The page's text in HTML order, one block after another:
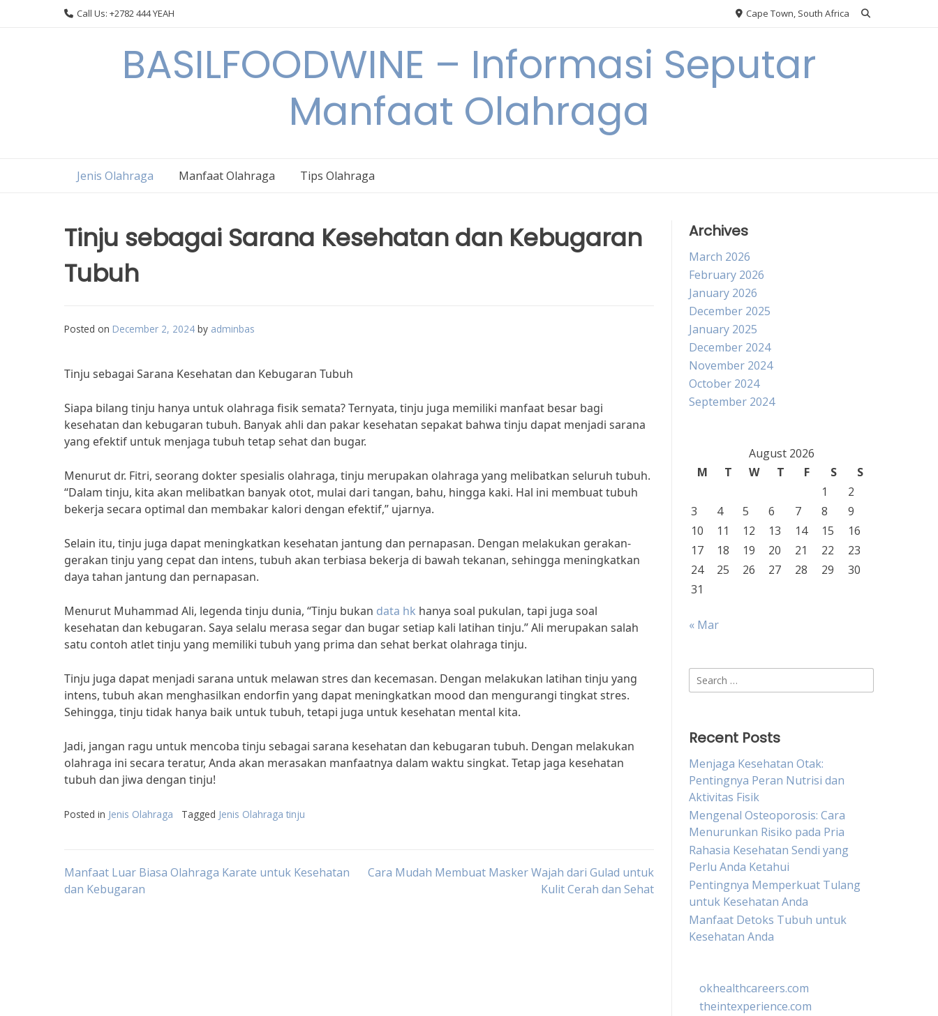
Call Us: +2782 444 YEAH Cape Town, South Africa
BASILFOODWINE – Informasi Seputar
Manfaat Olahraga
Jenis Olahraga Manfaat Olahraga Tips Olahraga
Tinju sebagai Sarana Kesehatan dan Kebugaran
Tubuh
Posted on December 2, 2024 by adminbas
Tinju sebagai Sarana Kesehatan dan Kebugaran Tubuh
Siapa bilang tinju hanya untuk olahraga fisik semata? Ternyata, tinju juga memiliki manfaat besar bagi
kesehatan dan kebugaran tubuh. Banyak ahli dan pakar kesehatan sepakat bahwa tinju dapat menjadi sarana
yang efektif untuk menjaga tubuh tetap sehat dan bugar.
Menurut dr. Fitri, seorang dokter spesialis olahraga, tinju merupakan olahraga yang melibatkan seluruh tubuh.
“Dalam tinju, kita akan melibatkan banyak otot, mulai dari tangan, bahu, hingga kaki. Hal ini membuat tubuh
bekerja secara optimal dan membakar kalori dengan efektif,” ujarnya.
Selain itu, tinju juga dapat meningkatkan kesehatan jantung dan pernapasan. Dengan melakukan gerakan-
gerakan tinju yang cepat dan intens, tubuh akan terbiasa bekerja di bawah tekanan, sehingga meningkatkan
daya tahan jantung dan pernapasan.
Menurut Muhammad Ali, legenda tinju dunia, “Tinju bukan data hk hanya soal pukulan, tapi juga soal
kesehatan dan kebugaran. Saya selalu merasa segar dan bugar setiap kali latihan tinju.” Ali merupakan salah
satu contoh atlet tinju yang memiliki tubuh yang prima dan sehat berkat olahraga tinju.
Tinju juga dapat menjadi sarana untuk melawan stres dan kecemasan. Dengan melakukan latihan tinju yang
intens, tubuh akan menghasilkan endorfin yang dapat meningkatkan mood dan mengurangi tingkat stres.
Sehingga, tinju tidak hanya baik untuk tubuh, tetapi juga untuk kesehatan mental kita.
Jadi, jangan ragu untuk mencoba tinju sebagai sarana kesehatan dan kebugaran tubuh. Dengan melakukan
olahraga ini secara teratur, Anda akan merasakan manfaatnya dalam waktu singkat. Tetap jaga kesehatan
tubuh dan jiwa dengan tinju!
Posted in Jenis Olahraga Tagged Jenis Olahraga tinju
Post
Manfaat Luar Biasa Olahraga Karate untuk Kesehatan
dan Kebugaran
Cara Mudah Membuat Masker Wajah dari Gulad untuk
Kulit Cerah dan Sehat
Archives
March 2026
February 2026
January 2026
December 2025
January 2025
December 2024
November 2024
October 2024
September 2024
August 2026
M
T W T F S
S
1
2
3
4 5 6 7 8
9
10
11 12 13 14 15
16
17
18 19 20 21 22
23
24
25 26 27 28 29
30
31
« Mar
Search
for:
Recent Posts
Menjaga Kesehatan Otak:
Pentingnya Peran Nutrisi dan
Aktivitas Fisik
Mengenal Osteoporosis: Cara
Menurunkan Risiko pada Pria
Rahasia Kesehatan Sendi yang
Perlu Anda Ketahui
Pentingnya Memperkuat Tulang
untuk Kesehatan Anda
Manfaat Detoks Tubuh untuk
Kesehatan Anda
okhealthcareers.com
theintexperience.com